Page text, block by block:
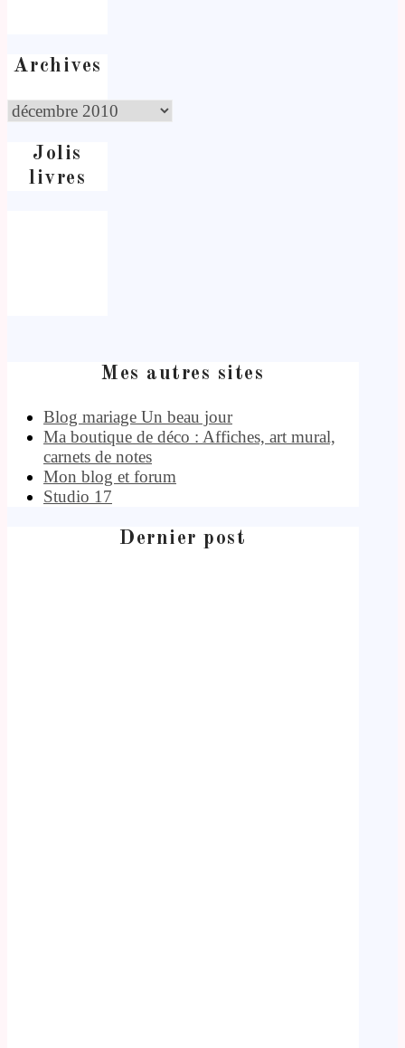
Archives
Jolis
livres
Mes autres sites
Blog mariage Un beau jour
Ma boutique de déco : Affiches, art mural,
carnets de notes
Mon blog et forum
Studio 17
Dernier post